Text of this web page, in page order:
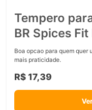
Tempero
BR Spices
Boa opcao para quem quer
mais praticidade.
R$ 17,39